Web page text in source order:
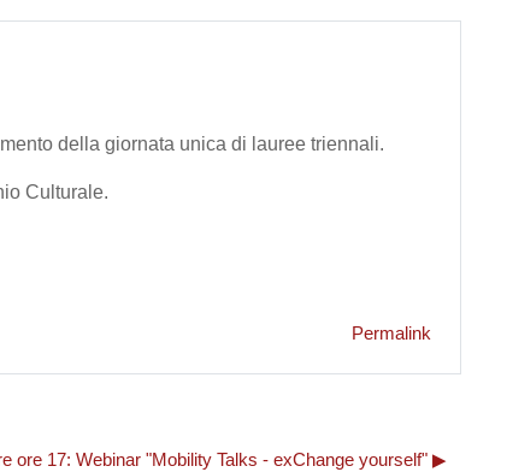
della giornata unica di lauree triennali.
Culturale.
Permalink
ore 17: Webinar "Mobility Talks - exChange yourself" ▶︎